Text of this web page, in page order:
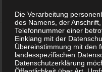
nach:
KONTAKT
Die Verarbeitung
des Namens, der
Telefonnummer einer
Einklang mit der
Übereinstimmung mit den
landesspezifischen
Datenschutzerklärung